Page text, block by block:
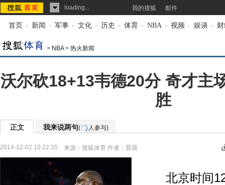
loading... 我的搜狐 邮件
首页 - 新闻 - 军事 - 文化 - 历史 - 体育 - NBA - 视频 - 娱谈 -
> NBA> 热火新闻
沃尔砍18+13韦德20分 奇才主
胜
正文 我来说两句( 人参与)
2014-12-02 10:22:35 来源： 搜狐体育 作者：晨晨
北京时间12